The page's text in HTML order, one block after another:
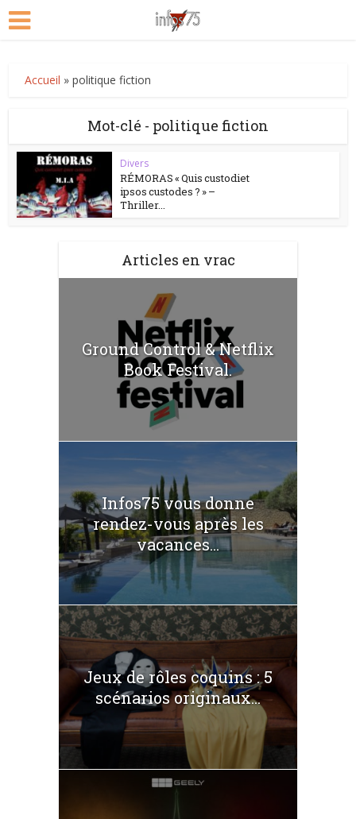
Accueil »politique fiction
Mot-clé - politique fiction
Divers
RÉMORAS « Quis custodiet
ipsos custodes ? » –
Thriller...
Articles en vrac
Ground Control & Netflix
Book Festival.
Infos75 vous donne
rendez-vous après les
vacances...
Jeux de rôles coquins : 5
scénarios originaux...